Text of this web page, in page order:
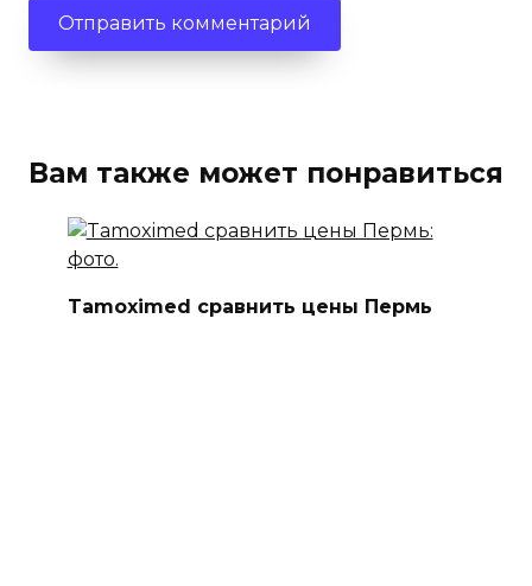
Вам также может понравиться
Tamoximed сравнить цены Пермь